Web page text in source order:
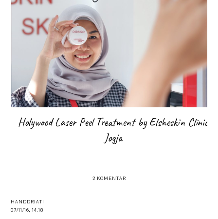
Holywood Laser Peel Treatment by Elsheskin Clinic
Jogja
2 KOMENTAR
HANDDRIATI
07/11/16, 14.18